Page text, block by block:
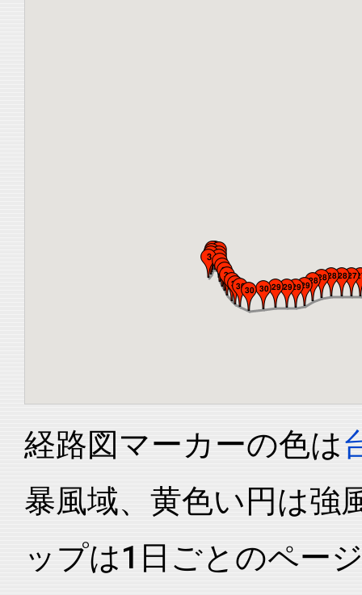
経路図マーカーの色は
暴風域、黄色い円は強
ップは1日ごとのペー